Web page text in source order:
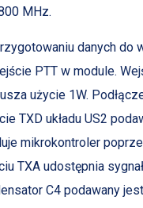
MHz.
danych do
PTT w module.
użycie 1W.
TXD układu US2
mikrokontroler
TXA udostępnia
C4 podawany